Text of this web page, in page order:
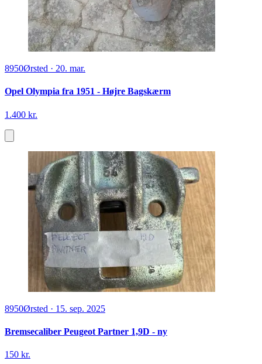
8950Ørsted · 20. mar.
Opel Olympia fra 1951 - Højre Bagskærm
1.400 kr.
8950Ørsted · 15. sep. 2025
Bremsecaliber Peugeot Partner 1,9D - ny
150 kr.